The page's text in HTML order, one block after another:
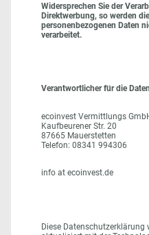
Widersprechen Sie der
Direktwerbung, so werden
personenbezogenen Daten
verarbeitet.
Verantwortlicher für die
ecoinvest Vermittlungs
Kaufbeurener Str. 20
87665 Mauerstetten
Telefon: 08341 994306
info at ecoinvest.de
Diese Datenschutzerklärung